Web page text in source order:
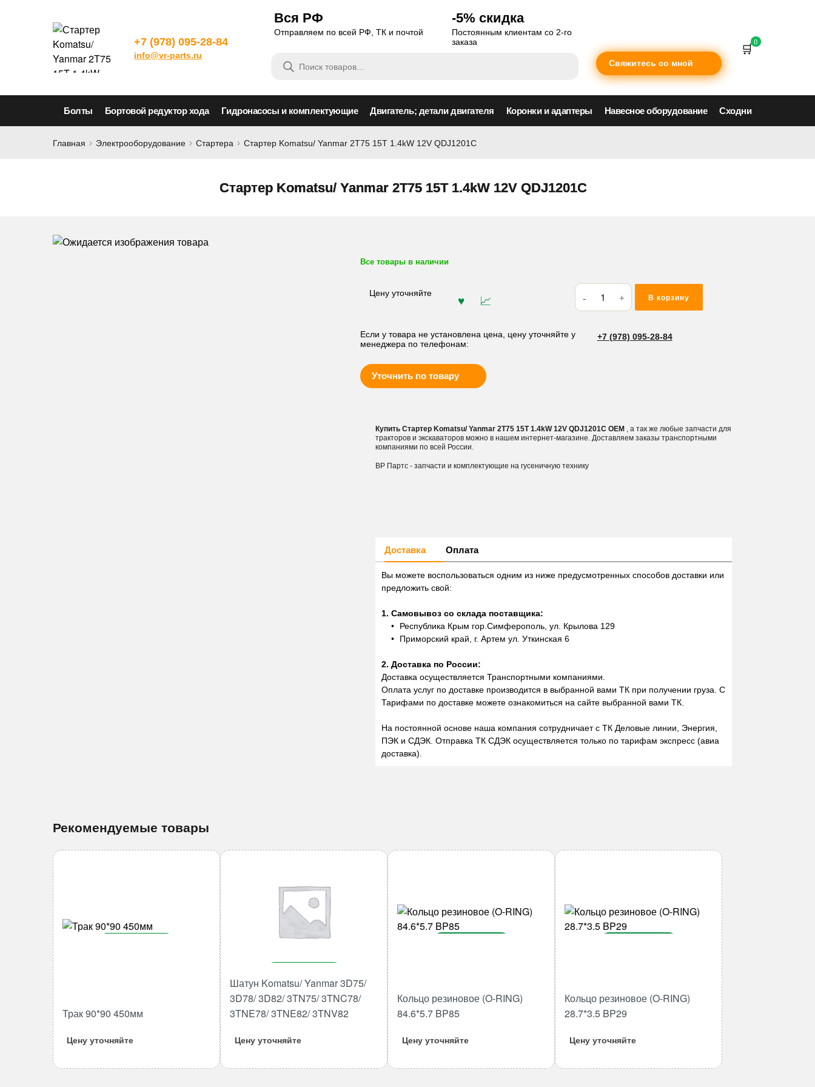
+7 (978) 095-28-84
info@vr-parts.ru
Вся РФ
Отправляем по всей РФ, ТК и почтой
-5% скидка
Постоянным клиентам со 2-го
заказа
товаров Свяжитесь со мной
0
Болты Бортовой редуктор хода Гидронасосы и комплектующие Двигатель; детали двигателя Коронки и адаптеры Навесное оборудование Сходни
Главная Электрооборудование Стартера Стартер Komatsu/ Yanmar 2T75 15T 1.4kW 12V QDJ1201C
Стартер Komatsu/ Yanmar 2T75 15T 1.4kW 12V QDJ1201C
Все товары в наличии
Цену уточняйте
Количество
товара
Komatsu/
В корзину
Если у товара не установлена цена, цену уточняйте у
менеджера по телефонам:
+7 (978) 095-28-84
Уточнить по товару
Купить Стартер Komatsu/ Yanmar 2T75 15T 1.4kW 12V QDJ1201C OEM , а так же любые запчасти для
тракторов и экскаваторов можно в нашем интернет-магазине. Доставляем заказы транспортными
компаниями по всей России.
ВР Партс - запчасти и комплектующие на гусеничную технику
Доставка Оплата
Вы можете воспользоваться одним из ниже предусмотренных способов доставки или
предложить свой:
1. Самовывоз со склада поставщика:
Республика Крым гор.Симферополь, ул. Крылова 129
Приморский край, г. Артем ул. Уткинская 6
2. Доставка по России:
Доставка осуществляется Транспортными компаниями.
Оплата услуг по доставке производится в выбранной вами ТК при получении груза. С
Тарифами по доставке можете ознакомиться на сайте выбранной вами ТК.
На постоянной основе наша компания сотрудничает с ТК Деловые линии, Энергия,
ПЭК и СДЭК. Отправка ТК СДЭК осуществляется только по тарифам экспресс (авиа
доставка).
Рекомендуемые товары
90*90
Трак 90*90 450мм
Цену уточняйте
Количество
товара
3D75/
Шатун Komatsu/ Yanmar 3D75/
3D78/ 3D82/ 3TN75/ 3TNC78/
3TNE78/ 3TNE82/ 3TNV82
Цену уточняйте
Кольцо
резиновое
BP85
Кольцо резиновое (O-RING)
84.6*5.7 BP85
Цену уточняйте
Кольцо
резиновое
BP29
Кольцо резиновое (O-RING)
28.7*3.5 BP29
Цену уточняйте